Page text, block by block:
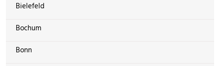
Bielefeld
Bochum
Bonn